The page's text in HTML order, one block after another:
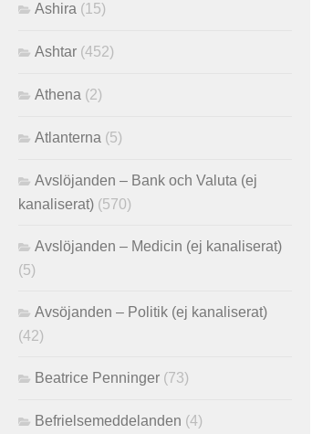
Ashira (15)
Ashtar (452)
Athena (2)
Atlanterna (5)
Avslöjanden – Bank och Valuta (ej
kanaliserat) (570)
Avslöjanden – Medicin (ej kanaliserat)
(5)
Avsöjanden – Politik (ej kanaliserat)
(42)
Beatrice Penninger (73)
Befrielsemeddelanden (4)